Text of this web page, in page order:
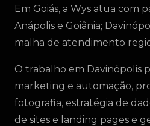
Em Goiás, a Wys atua com
Anápolis e Goiânia;
malha de atendimento
O trabalho em Davinópolis
marketing e automação,
fotografia, estratégia de
de sites e landing pages e